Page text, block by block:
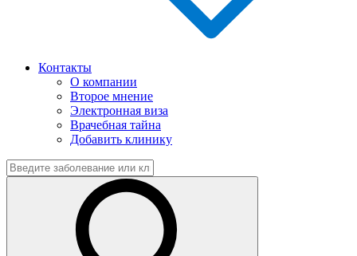
Контакты
О компании
Второе мнение
Электронная виза
Врачебная тайна
Добавить клинику